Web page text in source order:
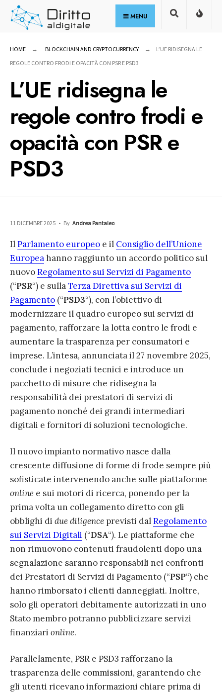
Skip
MENU
HOME BLOCKCHAIN AND CRYPTOCURRENCY
L’UE RIDISEGNA LE
REGOLE CONTRO FRODI E OPACITÀ CON PSR E PSD3
L’UE ridisegna le
regole contro frodi e
opacità con PSR e
PSD3
11 DICEMBRE 2025 • By Andrea Pantaleo
IlParlamento europeo e il Consiglio dell’Unione
Europeahanno raggiunto un accordo politico sul
nuovoRegolamento sui Servizi di Pagamento
(“PSR“) e sullaTerza Direttiva sui Servizi di
Pagamento (“PSD3“), con l’obiettivo di
modernizzare il quadro europeo sui servizi di
pagamento, rafforzare la lotta contro le frodi e
aumentare la trasparenza per consumatori e
imprese. L’intesa, annunciata il 27 novembre 2025,
conclude i negoziati tecnici e introduce un
pacchetto di misure che ridisegna la
responsabilità dei prestatori di servizi di
pagamento nonché dei grandi intermediari
digitali e fornitori di soluzioni tecnologiche.
Il nuovo impianto normativo nasce dalla
crescente diffusione di forme di frode sempre più
sofisticate intervenendo anche sulle piattaforme
online e sui motori di ricerca, ponendo per la
prima volta un collegamento diretto con gli
obblighi di due diligence previsti dalRegolamento
sui Servizi Digitali (“DSA“). Le piattaforme che
non rimuovono contenuti fraudolenti dopo una
segnalazione saranno responsabili nei confronti
dei Prestatori di Servizi di Pagamento (“PSP“) che
hanno rimborsato i clienti danneggiati. Inoltre,
solo gli operatori debitamente autorizzati in uno
Stato membro potranno pubblicizzare servizi
finanziari online.
Parallelamente, PSR e PSD3 rafforzano la
trasparenza delle commissioni, garantendo che
gli utenti ricevano informazioni chiare prima di